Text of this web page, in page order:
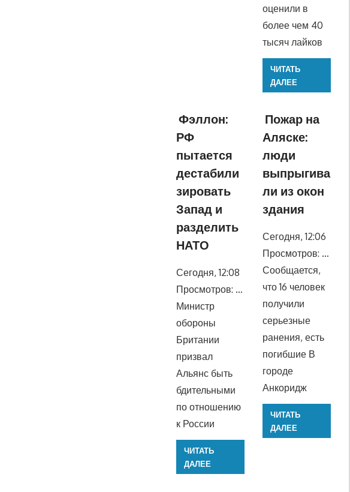
оценили в
более чем 40
тысяч лайков
ЧИТАТЬ
ДАЛЕЕ
Фэллон:
РФ
пытается
дестабили
зировать
Запад и
разделить
НАТО
Сегодня, 12:08
Просмотров: …
Министр
обороны
Британии
призвал
Альянс быть
бдительными
по отношению
к России
ЧИТАТЬ
ДАЛЕЕ
Пожар на
Аляске:
люди
выпрыгива
ли из окон
здания
Сегодня, 12:06
Просмотров: …
Сообщается,
что 16 человек
получили
серьезные
ранения, есть
погибшие В
городе
Анкоридж
ЧИТАТЬ
ДАЛЕЕ